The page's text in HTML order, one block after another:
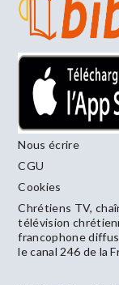
Nous écrire
CGU
Cookies
Chrétiens TV,
télévision
francophone
le canal 246 de la